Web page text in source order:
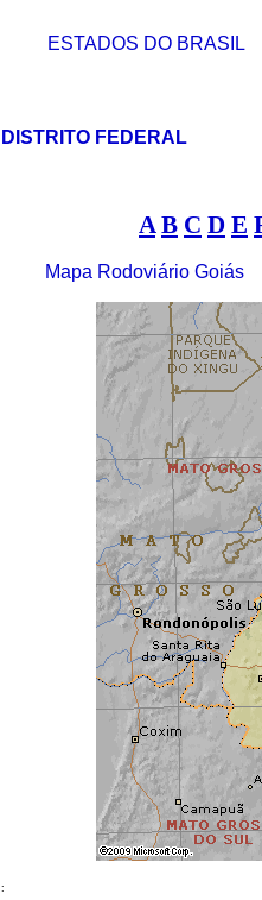
ESTADOS DO BRASIL
DISTRITO FEDERAL
A B C D E
Mapa Rodoviário Goiás
: